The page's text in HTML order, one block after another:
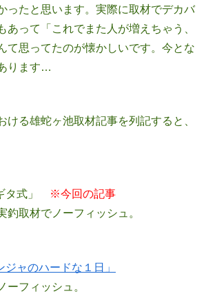
ったと思います。実際に取材でデカバ
あって「これでまた人が増えちゃう、
て思ってたのが懐かしいです。今とな
ります…
ける雄蛇ヶ池取材記事を列記すると、
タ式」
※今回の記事
取材でノーフィッシュ。
ャのハードな１日」
ーフィッシュ。